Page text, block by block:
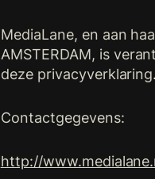
MediaLane, en aan
AMSTERDAM, is
deze privacyverklaring.
Contactgegevens:
http://